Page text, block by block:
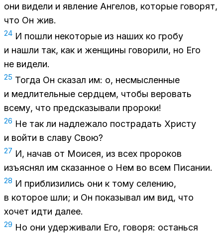
они ви­де­ли и яв­ле­ние Ан­ге­лов, ко­то­рые го­во­рят,
что Он жив.
24 И по­шли неко­то­рые из на­ших ко гро­бу
и на­шли так, как и жен­щи­ны го­во­ри­ли, но Его
не ви­де­ли.
25 То­гда Он ска­зал им: о, несмыс­лен­ные
и мед­ли­тель­ные серд­цем, что­бы ве­ро­вать
все­му, что пред­ска­зы­ва­ли про­ро­ки!
26 Не так ли над­ле­жа­ло по­стра­дать Хри­сту
и вой­ти в сла­ву Свою?
27 И, на­чав от Мо­и­сея, из всех про­ро­ков
изъ­яс­нял им ска­зан­ное о Нем во всем Пи­са­нии.
28 И при­бли­зи­лись они к тому се­ле­нию,
в ко­то­рое шли; и Он по­ка­зы­вал им вид, что
хо­чет идти да­лее.
29 Но они удер­жи­ва­ли Его, го­во­ря: остань­ся